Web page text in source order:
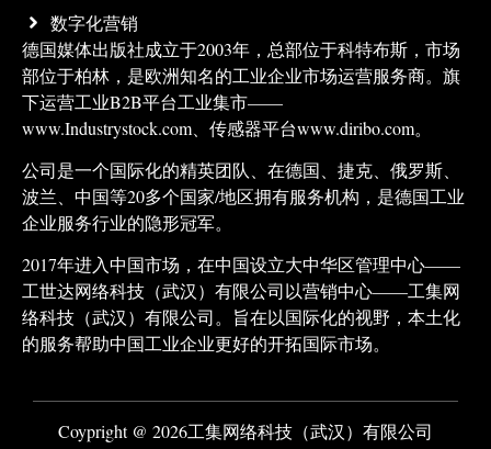
数字化营销
德国媒体出版社成立于2003年，总部位于科特布斯，市场
部位于柏林，是欧洲知名的工业企业市场运营服务商。旗
下运营工业B2B平台工业集市——
www.Industrystock.com、传感器平台www.diribo.com。
公司是一个国际化的精英团队、在德国、捷克、俄罗斯、
波兰、中国等20多个国家/地区拥有服务机构，是德国工业
企业服务行业的隐形冠军。
2017年进入中国市场，在中国设立大中华区管理中心——
工世达网络科技（武汉）有限公司以营销中心——工集网
络科技（武汉）有限公司。旨在以国际化的视野，本土化
的服务帮助中国工业企业更好的开拓国际市场。
Coypright @ 2026工集网络科技（武汉）有限公司